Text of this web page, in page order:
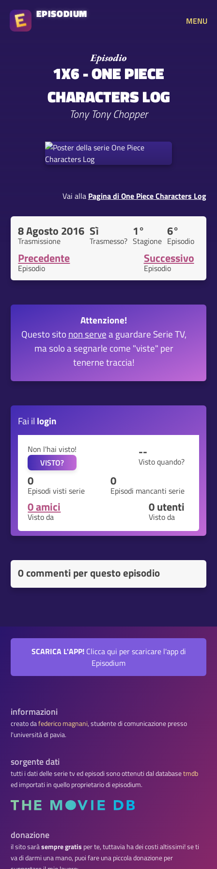
EPISODIUM
MENU
1X6 - ONE PIECE
CHARACTERS LOG
Tony Tony Chopper
Vai alla Pagina di One Piece Characters Log
8 Agosto 2016
Trasmissione
Sì
Trasmesso?
1°
Stagione
6°
Episodio
Precedente
Episodio
Successivo
Episodio
Attenzione!
Questo sito non servea guardare Serie TV,
ma solo a segnarle come "viste" per
tenerne traccia!
Fai il login
Non l'hai visto!
VISTO?
--
Visto quando?
0
Episodi visti serie
0
Episodi mancanti serie
0 amici
Visto da
0utenti
Visto da
0 commenti per questo episodio
SCARICA L'APP!Clicca qui per scaricare l'app di
Episodium
informazioni
creato dafederico magnani, studente di comunicazione presso
l'università di pavia.
sorgente dati
tutti i dati delle serie tv ed episodi sono ottenuti dal databasetmdb
ed importati in quello proprietario di episodium.
donazione
il sito saràsempre gratis per te, tuttavia ha dei costi altissimi! se ti
va di darmi una mano, puoi fare una piccola donazione per